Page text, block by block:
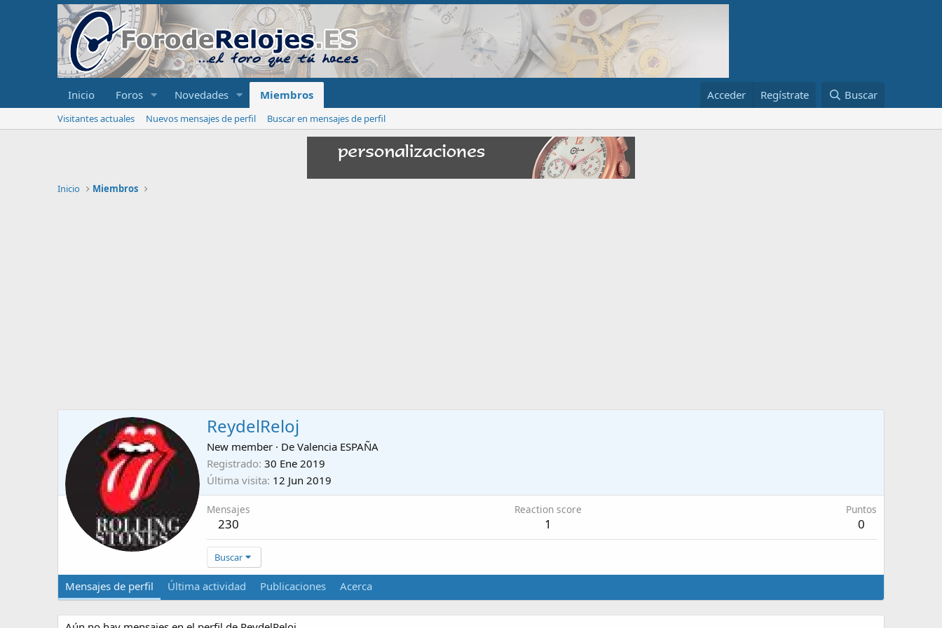
Inicio Foros Novedades Miembros Acceder Regístrate Buscar
Visitantes actuales Nuevos mensajes de perfil Buscar en mensajes de perfil
Inicio Miembros
ReydelReloj
New member · De Valencia ESPAÑA
Registrado 30 Ene 2019
Última visita 12 Jun 2019
Mensajes
230
Reaction score
1
Puntos
0
Buscar
Mensajes de perfil Última actividad Publicaciones Acerca